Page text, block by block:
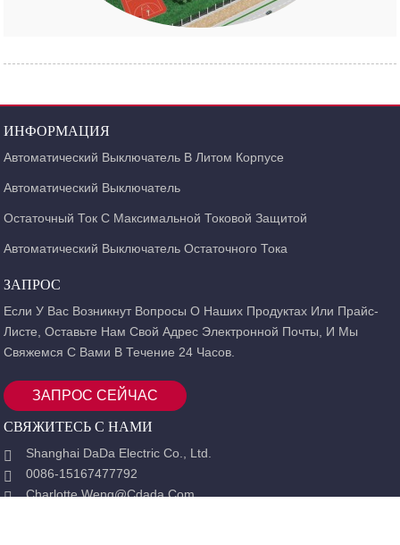
ИНФОРМАЦИЯ
Автоматический Выключатель В Литом Корпусе
Автоматический Выключатель
Остаточный Ток С Максимальной Токовой Защитой
Автоматический Выключатель Остаточного Тока
ЗАПРОС
Если У Вас Возникнут Вопросы О Наших Продуктах Или Прайс-
Листе, Оставьте Нам Свой Адрес Электронной Почты, И Мы
Свяжемся С Вами В Течение 24 Часов.
ЗАПРОС СЕЙЧАС
СВЯЖИТЕСЬ С НАМИ
Shanghai DaDa Electric Co., Ltd.
0086-15167477792
Charlotte.weng@cdada.com